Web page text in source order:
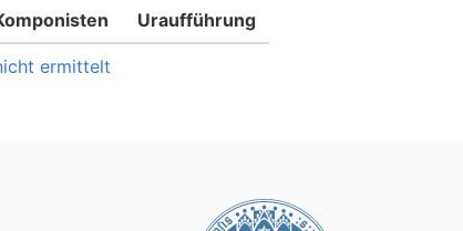
Uraufführung
ermittelt